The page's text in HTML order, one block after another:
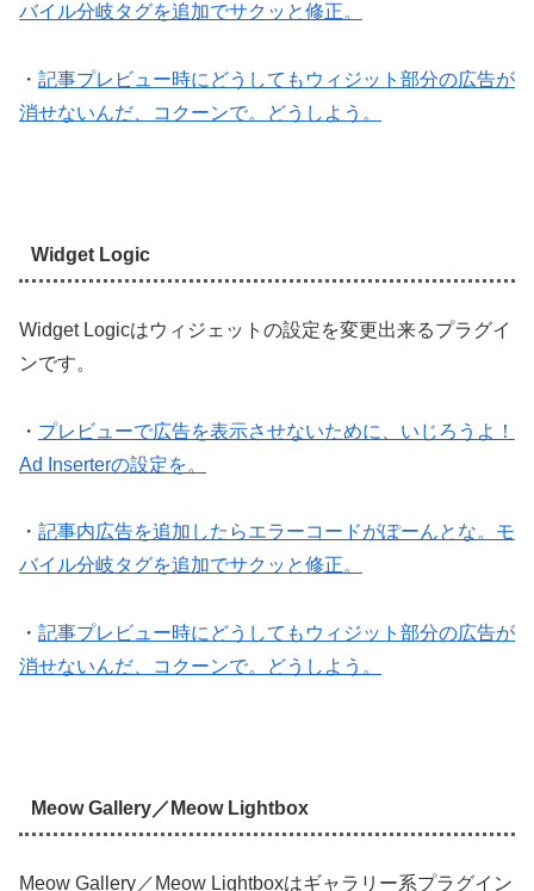
バイル分岐タグを追加でサクッと修正。
・ 記事プレビュー時にどうしてもウィジット部分の広告が
消せないんだ、コクーンで。どうしよう。
Widget Logic
Widget Logicはウィジェットの設定を変更出来るプラグイ
ンです。
・ プレビューで広告を表示させないために、いじろうよ！
Ad Inserterの設定を。
・ 記事内広告を追加したらエラーコードがぽーんとな。モ
バイル分岐タグを追加でサクッと修正。
・ 記事プレビュー時にどうしてもウィジット部分の広告が
消せないんだ、コクーンで。どうしよう。
Meow Gallery／Meow Lightbox
Meow Gallery／Meow Lightboxはギャラリー系プラグイン